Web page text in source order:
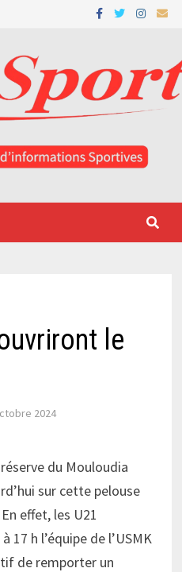
le
2024
du Mouloudia
sur cette pelouse
effet, les U21
17 h l’équipe de l’USMK
de remporter un